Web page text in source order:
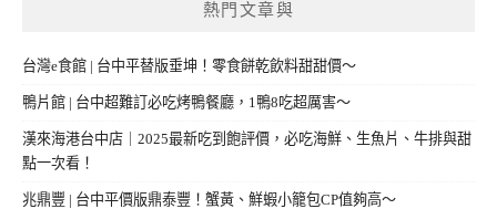
熱門文章與
台灣e食館 | 台中平替版垂坤！零食餅乾飲料甜甜價～
鴨片館 | 台中超難訂必吃烤鴨餐廳，1鴨8吃超厲害～
漢來海港台中店｜2025最新吃到飽評價，必吃海鮮、生魚片、牛排與甜
點一次看！
兆鼎豐 | 台中平價版鼎泰豐！蟹黃、鮮蝦小籠包CP值夠高～